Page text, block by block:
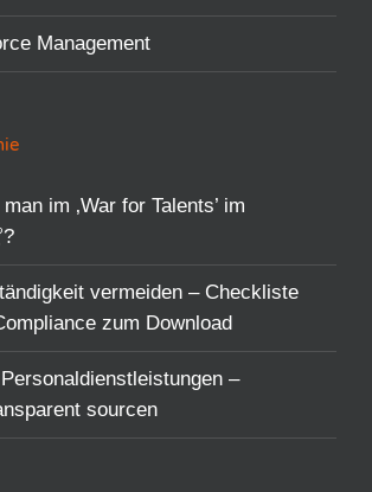
Management
im ‚War for Talents’​ im
vermeiden – Checkliste
zum Download
–
sourcen